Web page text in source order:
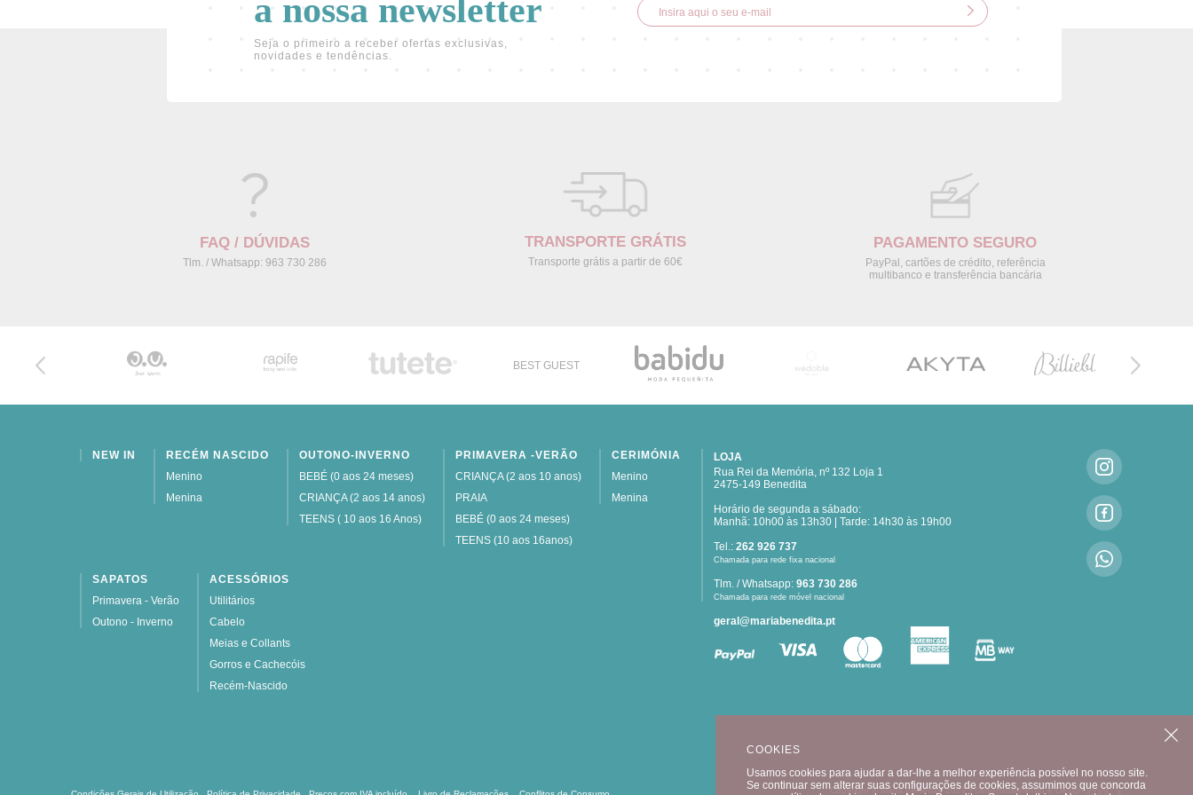
a nossa newsletter
Seja o primeiro a receber ofertas exclusivas,
novidades e tendências.
FAQ / DÚVIDAS
Tlm. / Whatsapp: 963 730 286
TRANSPORTE GRÁTIS
Transporte grátis a partir de 60€
PAGAMENTO SEGURO
PayPal, cartões de crédito, referência
multibanco e transferência bancária
BEST GUEST
CONTACTE-NOS
NEW IN
RECÉM NASCIDO
Menino
Menina
OUTONO-INVERNO
BEBÉ (0 aos 24 meses)
CRIANÇA (2 aos 14 anos)
TEENS ( 10 aos 16 Anos)
PRIMAVERA -VERÃO
CRIANÇA (2 aos 10 anos)
PRAIA
BEBÉ (0 aos 24 meses)
TEENS (10 aos 16anos)
CERIMÓNIA
Menino
Menina
SAPATOS
Primavera - Verão
Outono - Inverno
ACESSÓRIOS
Utilitários
Cabelo
Meias e Collants
Gorros e Cachecóis
Recém-Nascido
LOJA
Rua Rei da Memória, nº 132 Loja 1
2475-149 Benedita
Horário de segunda a sábado:
Manhã: 10h00 às 13h30 | Tarde: 14h30 às 19h00
Tel.:262 926 737
Chamada para rede fixa nacional
Tlm. / Whatsapp:963 730 286
Chamada para rede móvel nacional
geral@mariabenedita.pt
Copyright © Maria Benedita 2021 |Desenvolvimento e Design:
COOKIES
Usamos cookies para ajudar a dar-lhe a melhor experiência possível no nosso site.
Se continuar sem alterar suas configurações de cookies, assumimos que concorda